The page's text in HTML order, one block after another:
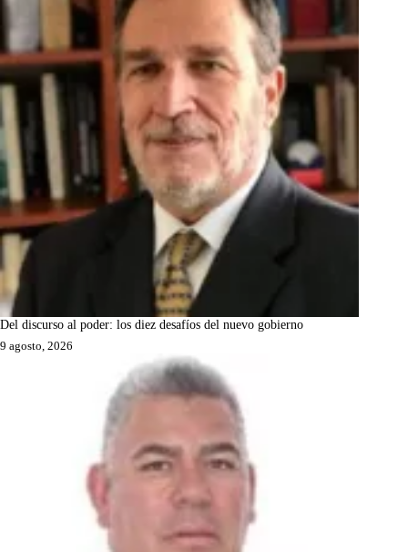
Del discurso al poder: los diez desafíos del nuevo gobierno
9 agosto, 2026